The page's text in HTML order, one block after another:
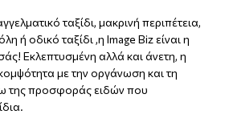
ταξίδι, μακρινή περιπέτεια,
ή οδικό ταξίδι ,η Image Biz είναι η
Εκλεπτυσμένη αλλά και άνετη, η
με την οργάνωση και τη
της προσφοράς ειδών που